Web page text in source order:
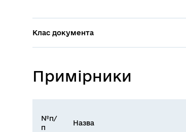
Клас документа
Примірники
№п/
п
Назва